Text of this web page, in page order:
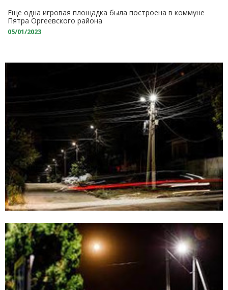
Еще одна игровая площадка была построена в коммуне
Пятра Оргеевского района
05/01/2023